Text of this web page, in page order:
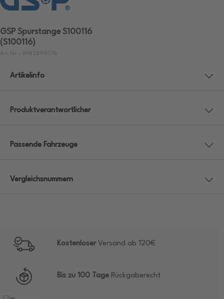
GSP Spurstange S100116
(S100116)
Art.Nr.: WW2898076
Artikelinfo
Produktverantwortlicher
Passende Fahrzeuge
Vergleichsnummern
KostenloserVersand ab 120€
Bis zu 100 Tage Rückgaberecht